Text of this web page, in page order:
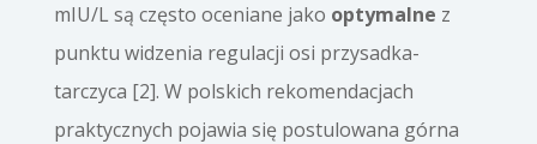
mIU/L są często oceniane jako optymalne z
punktu widzenia regulacji osi przysadka-
tarczyca [2]. W polskich rekomendacjach
praktycznych pojawia się postulowana górna